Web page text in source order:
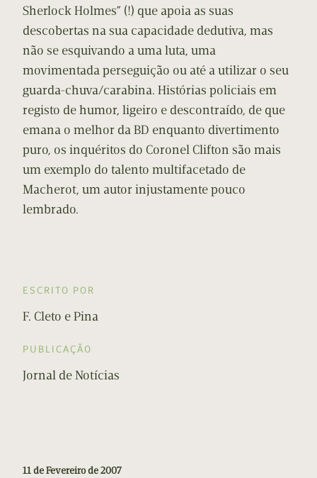
Sherlock Holmes” (!) que apoia as suas
descobertas na sua capacidade dedutiva, mas
não se esquivando a uma luta, uma
movimentada perseguição ou até a utilizar o seu
guarda-chuva/carabina. Histórias policiais em
registo de humor, ligeiro e descontraído, de que
emana o melhor da BD enquanto divertimento
puro, os inquéritos do Coronel Clifton são mais
um exemplo do talento multifacetado de
Macherot, um autor injustamente pouco
lembrado.
ESCRITO POR
F. Cleto e Pina
PUBLICAÇÃO
Jornal de Notícias
11 de Fevereiro de 2007